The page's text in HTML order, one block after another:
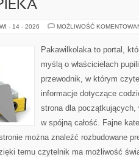
- 14 - 2026 MOŻLIWOŚĆ
Pakawilkolaka to portal,
myślą o właścicielach
przewodnik, w którym
informacje dotyczące
strona dla początkujących,
w spójną całość. Fajne
można znaleźć rozbudowane
temu czytelnik ma możliwość